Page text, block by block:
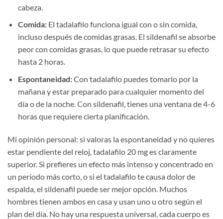
cabeza.
Comida:El tadalafilo funciona igual con o sin comida,
incluso después de comidas grasas. El sildenafil se absorbe
peor con comidas grasas, lo que puede retrasar su efecto
hasta 2 horas.
Espontaneidad:Con tadalafilo puedes tomarlo por la
mañana y estar preparado para cualquier momento del
día o de la noche. Con sildenafil, tienes una ventana de 4-6
horas que requiere cierta planificación.
Mi opinión personal: si valoras la espontaneidad y no quieres
estar pendiente del reloj, tadalafilo 20 mg es claramente
superior. Si prefieres un efecto más intenso y concentrado en
un período más corto, o si el tadalafilo te causa dolor de
espalda, el sildenafil puede ser mejor opción. Muchos
hombres tienen ambos en casa y usan uno u otro según el
plan del día. No hay una respuesta universal, cada cuerpo es